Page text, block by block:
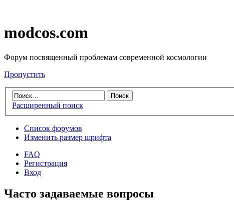
modcos.com
Форум посвященный проблемам современной космологии
Пропустить
Расширенный поиск
Список форумов
Изменить размер шрифта
FAQ
Регистрация
Вход
Часто задаваемые вопросы